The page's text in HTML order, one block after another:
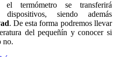
termómetro se transferirá
siendo además
. De esta forma podremos llevar
del pequeñín y conocer si
no.